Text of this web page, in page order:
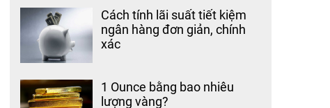
Cách tính lãi suất tiết kiệm
ngân hàng đơn giản, chính
xác
1 Ounce bằng bao nhiêu
lượng vàng?